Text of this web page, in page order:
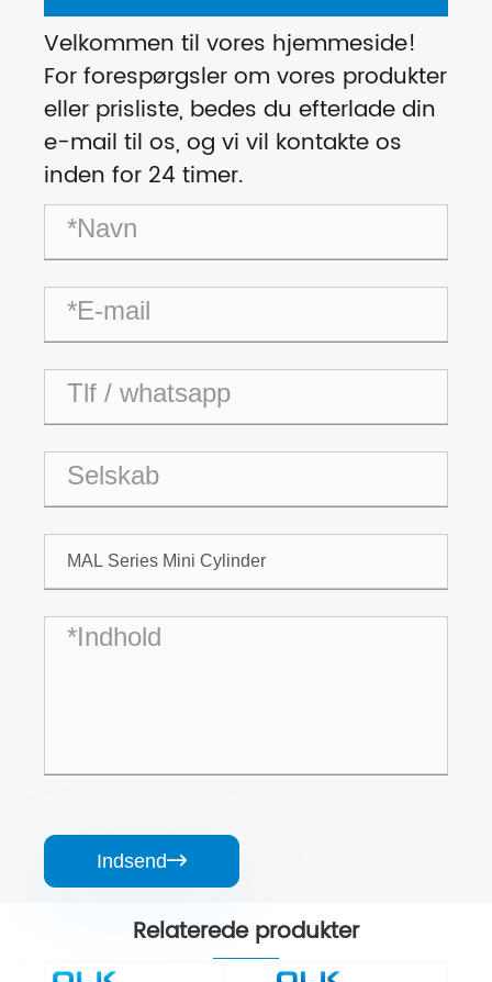
Velkommen til vores hjemmeside!
For forespørgsler om vores produkter
eller prisliste, bedes du efterlade din
e-mail til os, og vi vil kontakte os
inden for 24 timer.
Indsend
Relaterede produkter